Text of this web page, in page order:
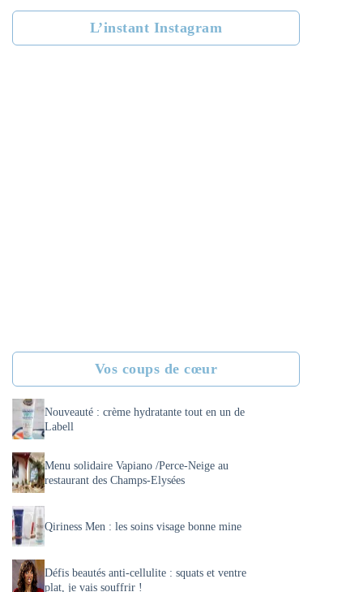
L’instant Instagram
Vos coups de cœur
Nouveauté : crème hydratante tout en un de
Labell
Menu solidaire Vapiano /Perce-Neige au
restaurant des Champs-Elysées
Qiriness Men : les soins visage bonne mine
Défis beautés anti-cellulite : squats et ventre
plat, je vais souffrir !